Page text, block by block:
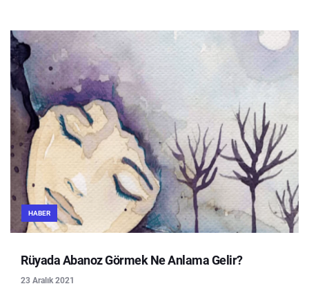
HABER
Rüyada Abanoz Görmek Ne Anlama Gelir?
23 Aralık 2021